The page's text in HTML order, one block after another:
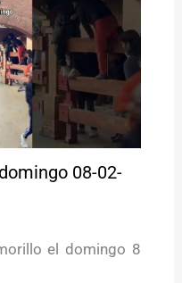
08-02-
el domingo 8